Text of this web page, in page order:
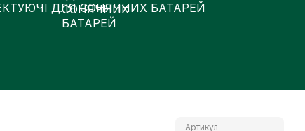
ДЛЯ СОНЯЧНИХ БАТАРЕЙ
Артикул